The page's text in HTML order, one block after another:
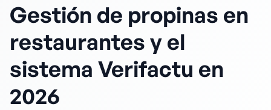
Gestión de propinas en
restaurantes y el
sistema Verifactu en
2026